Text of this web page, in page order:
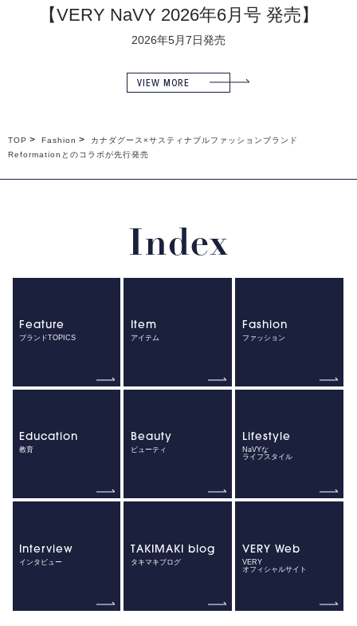
【VERY NaVY 2026年6月号 発売】
2026年5月7日発売
VIEW MORE
TOP Fashion
カナダグース×サスティナブルファッションブランド
Reformationとのコラボが先行発売
Index
Feature
ブランドTOPICS
Item
アイテム
Fashion
ファッション
Education
教育
Beauty
ビューティ
Lifestyle
NaVYな
ライフスタイル
Interview
インタビュー
TAKIMAKI blog
タキマキブログ
VERY Web
VERY
オフィシャルサイト